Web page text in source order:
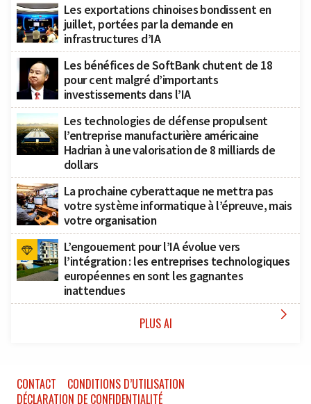
Les exportations chinoises bondissent en
juillet, portées par la demande en
infrastructures d’IA
Les bénéfices de SoftBank chutent de 18
pour cent malgré d’importants
investissements dans l’IA
Les technologies de défense propulsent
l’entreprise manufacturière américaine
Hadrian à une valorisation de 8 milliards de
dollars
La prochaine cyberattaque ne mettra pas
votre système informatique à l’épreuve, mais
votre organisation
L’engouement pour l’IA évolue vers
l’intégration : les entreprises technologiques
européennes en sont les gagnantes
inattendues
PLUS AI 
CONTACT
CONDITIONS D’UTILISATION
DÉCLARATION DE CONFIDENTIALITÉ